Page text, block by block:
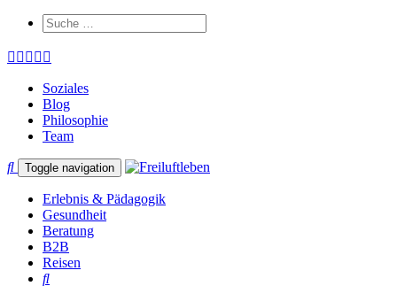
Soziales
Blog
Philosophie
Team
Toggle navigation
Erlebnis & Pädagogik
Gesundheit
Beratung
B2B
Reisen